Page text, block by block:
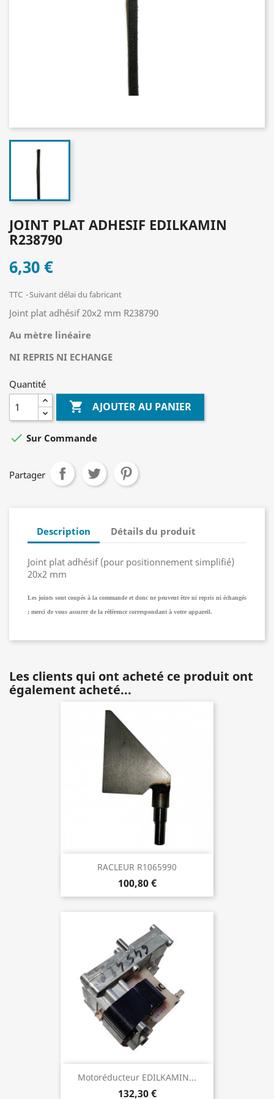
JOINT PLAT ADHESIF EDILKAMIN
R238790
6,30 €
TTC Suivant délai du fabricant
Joint plat adhésif 20x2 mm R238790
Au mètre linéaire
NI REPRIS NI ECHANGE
Quantité
 AJOUTER AU PANIER
 Sur Commande
Partager
Description Détails du produit
Joint plat adhésif (pour positionnement simplifié)
20x2 mm
Les joints sont coupés à la commande et donc ne peuvent être ni repris ni échangés
; merci de vous assurer de la référence correspondant à votre appareil.
Les clients qui ont acheté ce produit ont
également acheté...
RACLEUR R1065990
100,80 €
Motoréducteur EDILKAMIN...
132,30 €